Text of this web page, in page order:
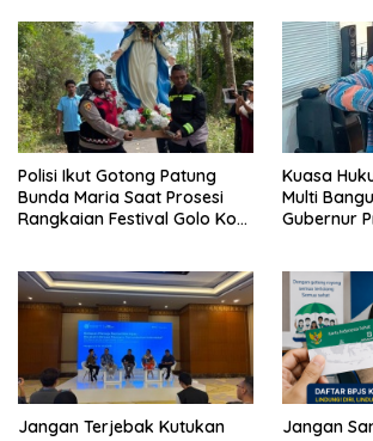
Polisi Ikut Gotong Patung
Bunda Maria Saat Prosesi
Rangkaian Festival Golo Koe
Kuasa
Multi
Gubernur
Jangan Terjebak Kutukan
Jangan